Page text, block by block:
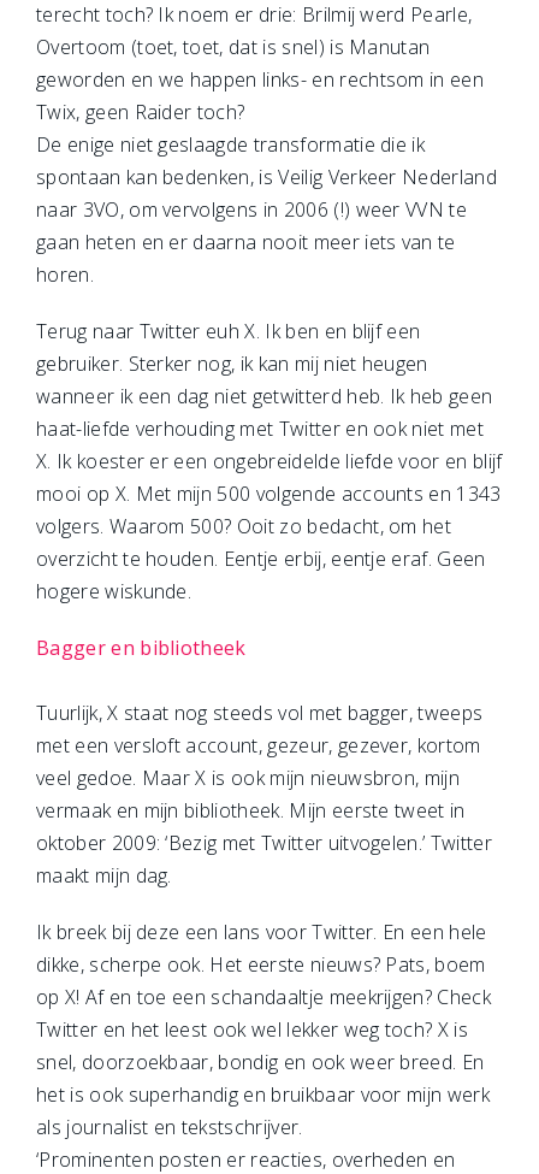
terecht toch? Ik noem er drie: Brilmij werd Pearle,
Overtoom (toet, toet, dat is snel) is Manutan
geworden en we happen links- en rechtsom in een
Twix, geen Raider toch?
De enige niet geslaagde transformatie die ik
spontaan kan bedenken, is Veilig Verkeer Nederland
naar 3VO, om vervolgens in 2006 (!) weer VVN te
gaan heten en er daarna nooit meer iets van te
horen.
Terug naar Twitter euh X. Ik ben en blijf een
gebruiker. Sterker nog, ik kan mij niet heugen
wanneer ik een dag niet getwitterd heb. Ik heb geen
haat-liefde verhouding met Twitter en ook niet met
X. Ik koester er een ongebreidelde liefde voor en blijf
mooi op X. Met mijn 500 volgende accounts en 1343
volgers. Waarom 500? Ooit zo bedacht, om het
overzicht te houden. Eentje erbij, eentje eraf. Geen
hogere wiskunde.
Bagger en bibliotheek
Tuurlijk, X staat nog steeds vol met bagger, tweeps
met een versloft account, gezeur, gezever, kortom
veel gedoe. Maar X is ook mijn nieuwsbron, mijn
vermaak en mijn bibliotheek. Mijn eerste tweet in
oktober 2009: ‘Bezig met Twitter uitvogelen.’ Twitter
maakt mijn dag.
Ik breek bij deze een lans voor Twitter. En een hele
dikke, scherpe ook. Het eerste nieuws? Pats, boem
op X! Af en toe een schandaaltje meekrijgen? Check
Twitter en het leest ook wel lekker weg toch? X is
snel, doorzoekbaar, bondig en ook weer breed. En
het is ook superhandig en bruikbaar voor mijn werk
als journalist en tekstschrijver.
‘Prominenten posten er reacties, overheden en